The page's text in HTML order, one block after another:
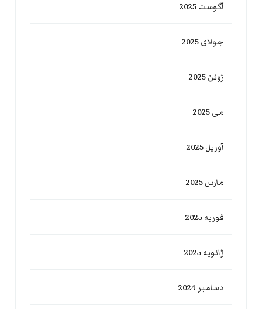
آگوست 2025
جولای 2025
ژوئن 2025
می 2025
آوریل 2025
مارس 2025
فوریه 2025
ژانویه 2025
دسامبر 2024